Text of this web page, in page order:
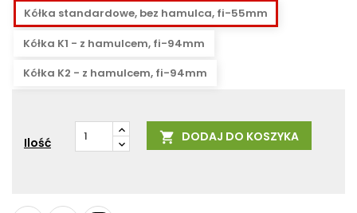
Kółka standardowe, bez hamulca, fi-55mm
Kółka K1 - z hamulcem, fi-94mm
Kółka K2 - z hamulcem, fi-94mm
Ilość  DODAJ DO KOSZYKA